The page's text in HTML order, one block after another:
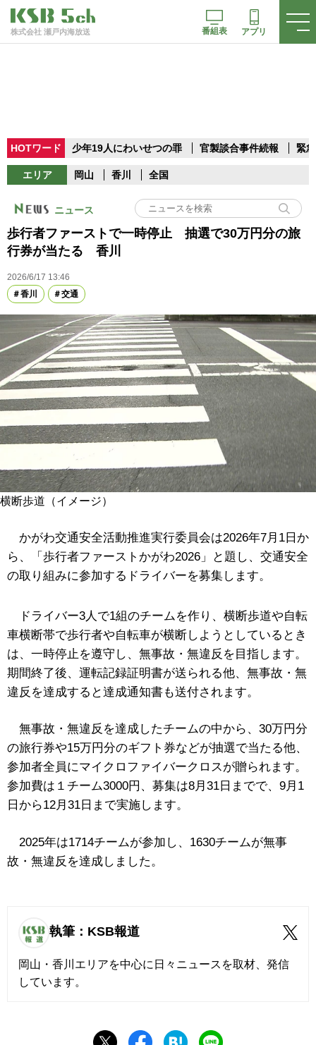
株式会社 瀬戸内海放送 番組表 アプリ
HOTワード 少年19人にわいせつの罪 官製談合事件続報 緊
エリア 岡山 香川 全国
ニュース
歩行者ファーストで一時停止 抽選で30万円分の旅
行券が当たる 香川
2026/6/17 13:46
香川
交通
横断歩道（イメージ）
かがわ交通安全活動推進実行委員会は2026年7月1日か
ら、「歩行者ファーストかがわ2026」と題し、交通安全
の取り組みに参加するドライバーを募集します。
ドライバー3人で1組のチームを作り、横断歩道や自転
車横断帯で歩行者や自転車が横断しようとしているとき
は、一時停止を遵守し、無事故・無違反を目指します。
期間終了後、運転記録証明書が送られる他、無事故・無
違反を達成すると達成通知書も送付されます。
無事故・無違反を達成したチームの中から、30万円分
の旅行券や15万円分のギフト券などが抽選で当たる他、
参加者全員にマイクロファイバークロスが贈られます。
参加費は１チーム3000円、募集は8月31日までで、9月1
日から12月31日まで実施します。
2025年は1714チームが参加し、1630チームが無事
故・無違反を達成しました。
執筆：KSB報道
岡山・香川エリアを中心に日々ニュースを取材、発信
しています。